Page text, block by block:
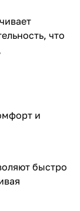
что
и
быстро